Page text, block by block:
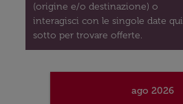
(origine e/o destinazione) o
interagisci con le singole date qui
sotto per trovare offerte.
ago 2026